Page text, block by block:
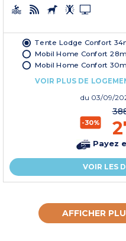
Tente Lodge Confort
Mobil Home Confort
Mobil Home Confort
VOIR PLUS DE
du 03/09/
-30%
Payez
VOIR LES
AFFICHER